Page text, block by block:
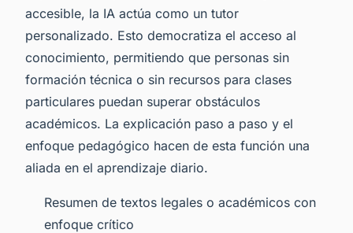
accesible, la IA actúa como un tutor
personalizado. Esto democratiza el acceso al
conocimiento, permitiendo que personas sin
formación técnica o sin recursos para clases
particulares puedan superar obstáculos
académicos. La explicación paso a paso y el
enfoque pedagógico hacen de esta función una
aliada en el aprendizaje diario.
Resumen de textos legales o académicos con
enfoque crítico